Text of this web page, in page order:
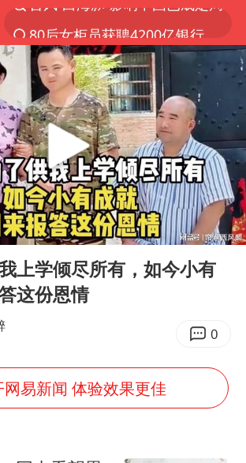
聚“绿”成势，结构转型活力足
印度暴发金迪普拉病毒
41岁女子为鼓励女儿考上985研究生
郑国霖回应去景区上班被保安拦下
24小时不关空调 电费反而更低？
陕西柞水县突发泥石流致1死2失联
“梅姨”已是老年人 死刑或适用受限
“事业单位招聘不是人情买卖”
杭州一小区17楼玻璃幕墙爆裂
早田希娜挺进横滨女单16强
李亚鹏向地铁吐血女孩捐99999元
09:46
上学倾尽所有，如今小有
这份恩情
0
网易新闻 体验效果更佳